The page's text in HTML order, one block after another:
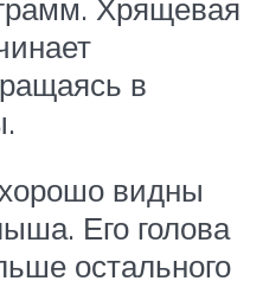
Хрящевая
в
видны
Его голова
остального